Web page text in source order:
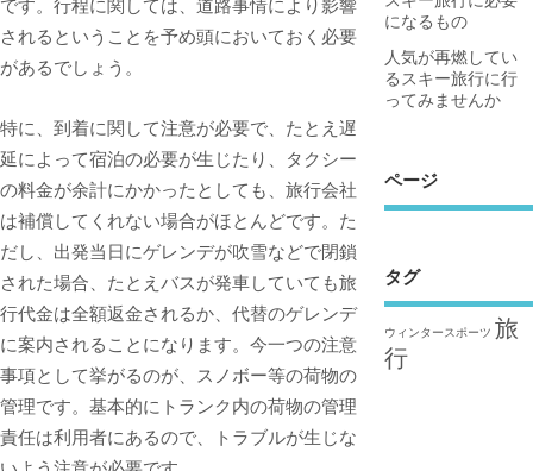
です。行程に関しては、道路事情により影響
されるということを予め頭においておく必要
があるでしょう。
特に、到着に関して注意が必要で、たとえ遅
延によって宿泊の必要が生じたり、タクシー
の料金が余計にかかったとしても、旅行会社
は補償してくれない場合がほとんどです。た
だし、出発当日にゲレンデが吹雪などで閉鎖
された場合、たとえバスが発車していても旅
行代金は全額返金されるか、代替のゲレンデ
に案内されることになります。今一つの注意
事項として挙がるのが、スノボー等の荷物の
管理です。基本的にトランク内の荷物の管理
責任は利用者にあるので、トラブルが生じな
になるもの
人気が再燃してい
るスキー旅行に行
ってみませんか
ページ
タグ
ウィンタースポーツ 旅
行